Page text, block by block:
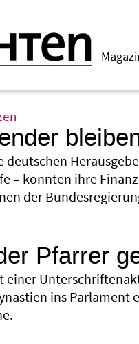
deutschen
– konnten ihre
der
Pfarrer
einer
ins